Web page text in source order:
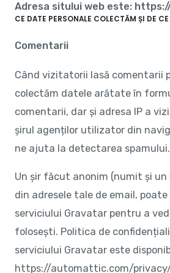
Adresa sitului web este:
CE DATE PERSONALE COLECTĂM ȘI DE
Comentarii
Când vizitatorii lasă comentarii
colectăm datele arătate în
comentarii, dar și adresa IP a
șirul agenților utilizator din
ne ajuta la detectarea spamului.
Un șir făcut anonim (numit și un
din adresele tale de email,
serviciului Gravatar pentru a
folosești. Politica de
serviciului Gravatar este
https://automattic.com/privacy/